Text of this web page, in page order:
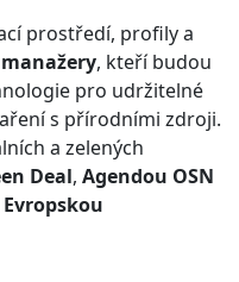
prostředí, profily a
, kteří budou
pro udržitelné
s přírodními zdroji.
a zelených
Deal, Agendou OSN
Evropskou